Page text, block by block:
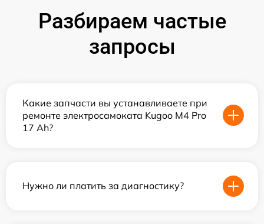
Разбираем частые
запросы
Какие запчасти вы устанавливаете при
ремонте электросамоката Kugoo M4 Pro
17 Ah?
Нужно ли платить за диагностику?